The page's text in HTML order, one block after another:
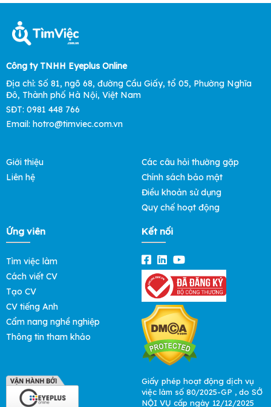
Công ty TNHH Eyeplus Online
Địa chỉ: Số 81, ngõ 68, đường Cầu Giấy, tổ 05, Phường Nghĩa
Đô, Thành phố Hà Nội, Việt Nam
SĐT: 0981 448 766
Email: hotro@timviec.com.vn
Giới thiệu
Liên hệ
Các câu hỏi thường gặp
Chính sách bảo mật
Điều khoản sử dụng
Quy chế hoạt động
Ứng viên
Tìm việc làm
Cách viết CV
Tạo CV
CV tiếng Anh
Cẩm nang nghề nghiệp
Thông tin tham khảo
Kết nối
Giấy phép hoạt động dịch vụ
việc làm số 80/2025-GP , do SỞ
NỘI VỤ cấp ngày 12/12/2025